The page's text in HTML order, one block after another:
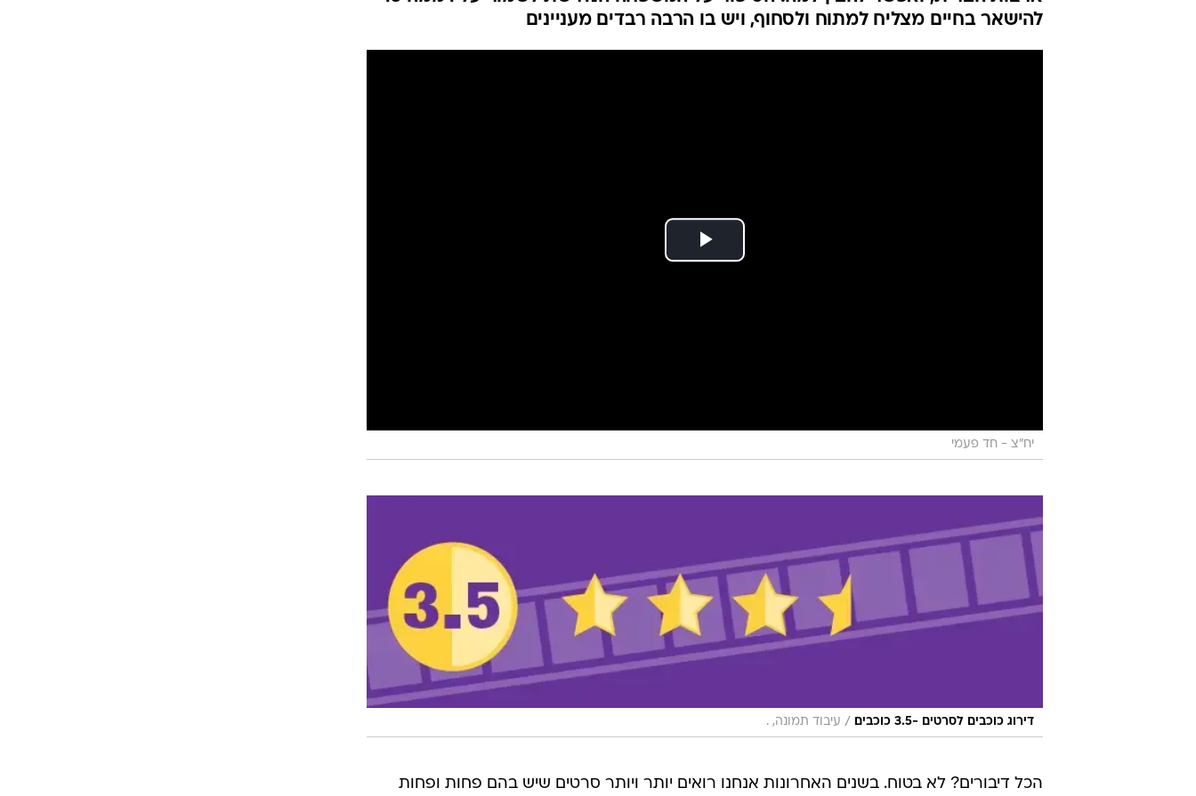
להישאר בחיים מצליח למתוח ולסחוף, ויש בו הרבה רבדים מעניינים
יח"צ - חד פעמי
דירוג כוכבים לסרטים -3.5 כוכבים / עיבוד תמונה, .
הכל דיבורים? לא בטוח. בשנים האחרונות אנחנו רואים יותר ויותר סרטים שיש בהם פחות ופחות